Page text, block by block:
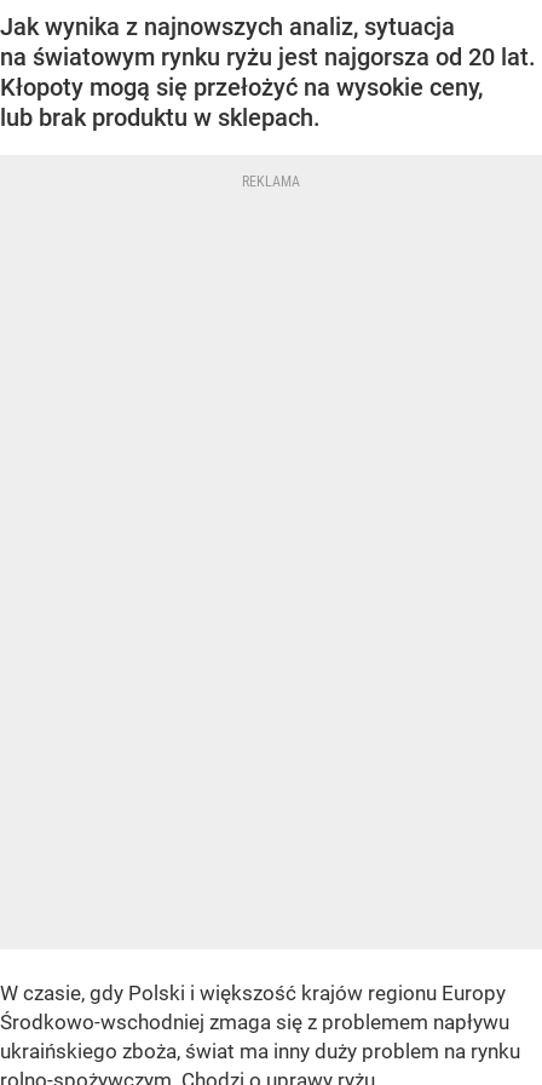
Jak wynika z najnowszych analiz, sytuacja
na światowym rynku ryżu jest najgorsza od 20 lat.
Kłopoty mogą się przełożyć na wysokie ceny,
lub brak produktu w sklepach.
W czasie, gdy Polski i większość krajów regionu Europy
Środkowo-wschodniej zmaga się z problemem napływu
ukraińskiego zboża, świat ma inny duży problem na rynku